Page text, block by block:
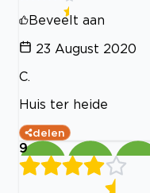
Beveelt aan
23 August 2020
C.
Huis ter heide
delen
9